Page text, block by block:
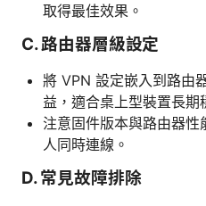
取得最佳效果。
C. 路由器層級設定
將 VPN 設定嵌入到路由
益，適合桌上型裝置長期
注意固件版本與路由器性
人同時連線。
D. 常見故障排除